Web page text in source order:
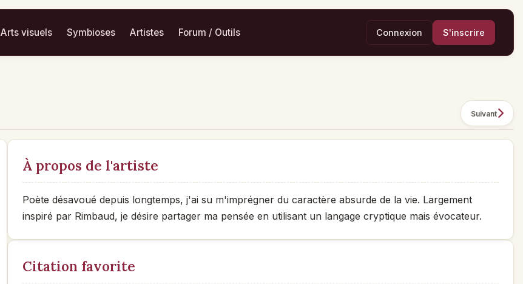
Arts visuels Symbioses Artistes Forum / Outils Connexion S'inscrire
Suivant
À propos de l'artiste
Poète désavoué depuis longtemps, j'ai su m'imprégner du caractère absurde de la vie. Largement
inspiré par Rimbaud, je désire partager ma pensée en utilisant un langage cryptique mais évocateur.
Citation favorite